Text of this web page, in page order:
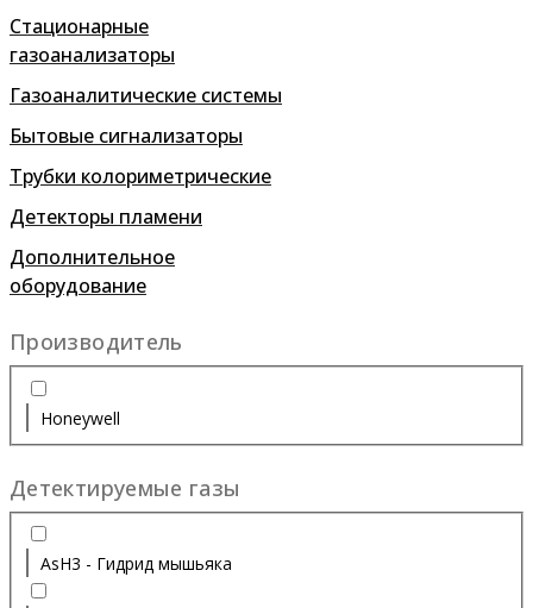
Стационарные
газоанализаторы
Газоаналитические системы
Бытовые сигнализаторы
Трубки колориметрические
Детекторы пламени
Дополнительное
оборудование
Производитель
Honeywell
Детектируемые газы
AsH3 - Гидрид мышьяка